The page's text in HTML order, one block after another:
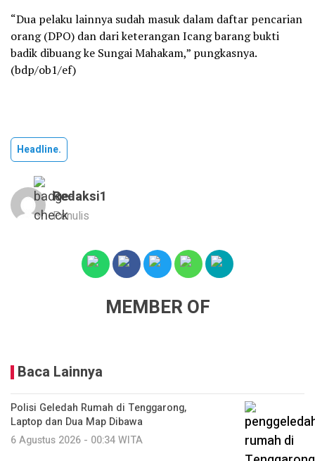
“Dua pelaku lainnya sudah masuk dalam daftar pencarian
orang (DPO) dan dari keterangan Icang barang bukti
badik dibuang ke Sungai Mahakam,” pungkasnya.
(bdp/ob1/ef)
Headline.
Redaksi1
Penulis
MEMBER OF
Baca Lainnya
Polisi Geledah Rumah di Tenggarong,
Laptop dan Dua Map Dibawa
6 Agustus 2026 - 00:34 WITA